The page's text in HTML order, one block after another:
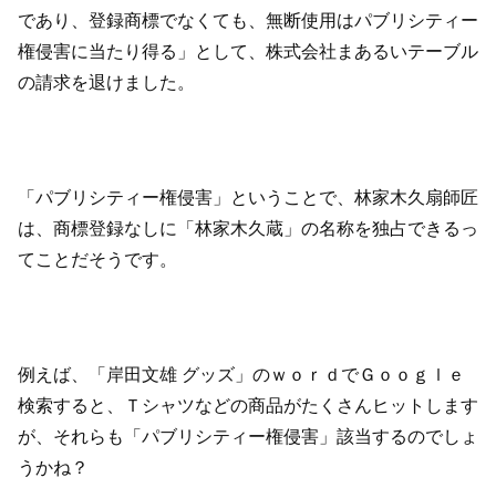
であり、登録商標でなくても、無断使用はパブリシティー
権侵害に当たり得る」として、株式会社まあるいテーブル
の請求を退けました。
「パブリシティー権侵害」ということで、林家木久扇師匠
は、商標登録なしに「林家木久蔵」の名称を独占できるっ
てことだそうです。
例えば、「岸田文雄 グッズ」のｗｏｒｄでＧｏｏｇｌｅ
検索すると、Ｔシャツなどの商品がたくさんヒットします
が、それらも「パブリシティー権侵害」該当するのでしょ
うかね？